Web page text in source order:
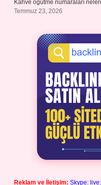
Kahve öğütme numaraları
Temmuz 23, 2026
Reklam ve İletişim: Skype: